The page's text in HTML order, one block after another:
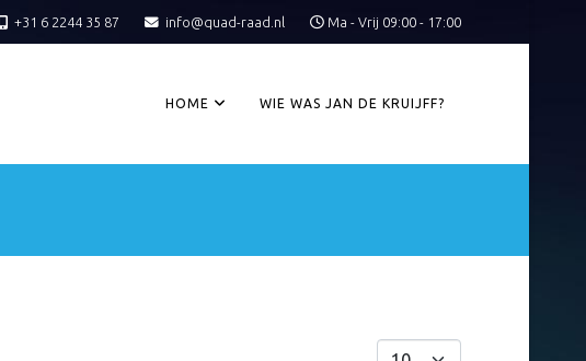
+31 6 2244 35 87 info@quad-raad.nl Ma - Vrij 09:00 - 17:00
HOME WIE WAS JAN DE KRUIJFF?
Toon #